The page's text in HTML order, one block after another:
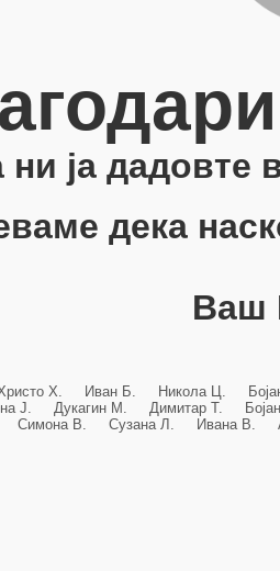
ни ја дадовте
дека
Ваш
Х. Иван Б. Никола Ц.
Ј. Дукагин М. Димитар Т.
Симона В. Сузана Л. Ивана В.